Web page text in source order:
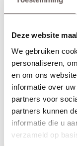
Deze website
We gebruiken
personaliseren,
en om ons
informatie over
partners voor
partners kunnen
informatie die u
verzameld op
Veralux Ermelo
+ Twee deurkrukken
+ Twee gesloten
+